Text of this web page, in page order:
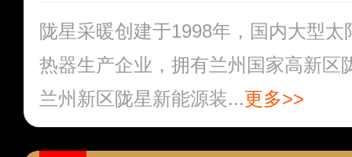
陇星采暖创建于1998年，国内大型
热器生产企业，拥有兰州国家高新区
兰州新区陇星新能源装...更多>>